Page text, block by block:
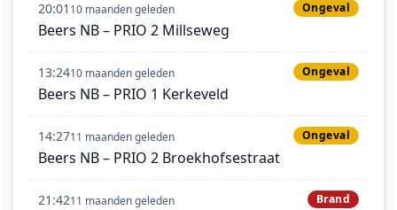
20:01 10 maanden geleden Ongeval
Beers NB – PRIO 2 Millseweg
13:2410 maanden geleden Ongeval
Beers NB – PRIO 1 Kerkeveld
14:2711 maanden geleden Ongeval
Beers NB – PRIO 2 Broekhofsestraat
21:4211 maanden geleden Brand